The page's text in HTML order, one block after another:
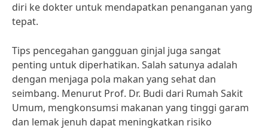
diri ke dokter untuk mendapatkan penanganan yang
tepat.
Tips pencegahan gangguan ginjal juga sangat
penting untuk diperhatikan. Salah satunya adalah
dengan menjaga pola makan yang sehat dan
seimbang. Menurut Prof. Dr. Budi dari Rumah Sakit
Umum, mengkonsumsi makanan yang tinggi garam
dan lemak jenuh dapat meningkatkan risiko